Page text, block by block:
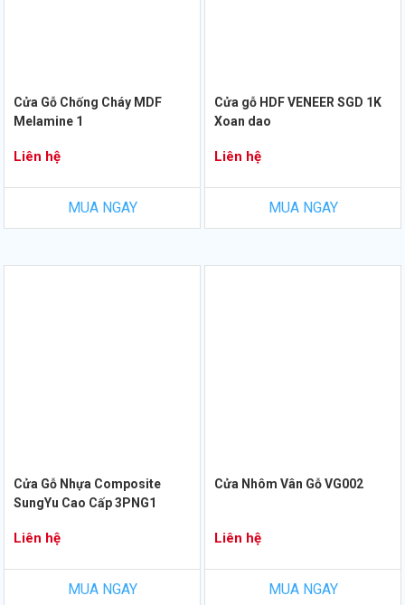
Cửa Gỗ Chống Cháy MDF
Melamine 1
Liên hệ
MUA NGAY
Cửa gỗ HDF VENEER SGD 1K
Xoan dao
Liên hệ
MUA NGAY
Cửa Gỗ Nhựa Composite
SungYu Cao Cấp 3PNG1
Liên hệ
MUA NGAY
Cửa Nhôm Vân Gỗ VG002
Liên hệ
MUA NGAY